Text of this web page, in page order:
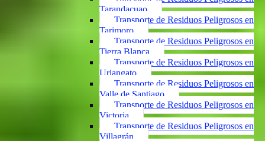
Tarandacuao
Transporte de Residuos Peligrosos en
Tarimoro
Transporte de Residuos Peligrosos en
Tierra Blanca
Transporte de Residuos Peligrosos en
Uriangato
Transporte de Residuos Peligrosos en
Valle de Santiago
Transporte de Residuos Peligrosos en
Victoria
Transporte de Residuos Peligrosos en
Villagrán